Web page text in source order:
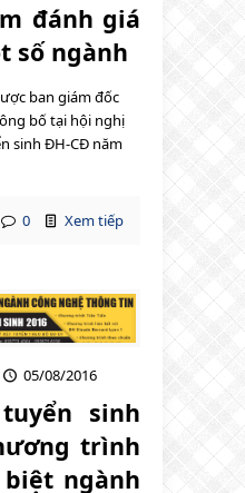
đánh giá
số ngành
ban giám đốc
bố tại hội nghị
sinh ĐH-CĐ năm
0 Xem tiếp
05/08/2016
sinh
trình
ngành